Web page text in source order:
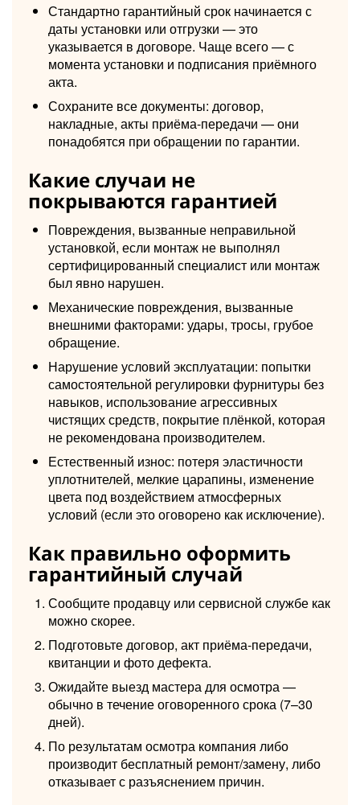
Стандартно гарантийный срок начинается с
даты установки или отгрузки — это
указывается в договоре. Чаще всего — с
момента установки и подписания приёмного
акта.
Сохраните все документы: договор,
накладные, акты приёма-передачи — они
понадобятся при обращении по гарантии.
Какие случаи не
покрываются гарантией
Повреждения, вызванные неправильной
установкой, если монтаж не выполнял
сертифицированный специалист или монтаж
был явно нарушен.
Механические повреждения, вызванные
внешними факторами: удары, тросы, грубое
обращение.
Нарушение условий эксплуатации: попытки
самостоятельной регулировки фурнитуры без
навыков, использование агрессивных
чистящих средств, покрытие плёнкой, которая
не рекомендована производителем.
Естественный износ: потеря эластичности
уплотнителей, мелкие царапины, изменение
цвета под воздействием атмосферных
условий (если это оговорено как исключение).
Как правильно оформить
гарантийный случай
Сообщите продавцу или сервисной службе как
можно скорее.
Подготовьте договор, акт приёма-передачи,
квитанции и фото дефекта.
Ожидайте выезд мастера для осмотра —
обычно в течение оговоренного срока (7–30
дней).
По результатам осмотра компания либо
производит бесплатный ремонт/замену, либо
отказывает с разъяснением причин.